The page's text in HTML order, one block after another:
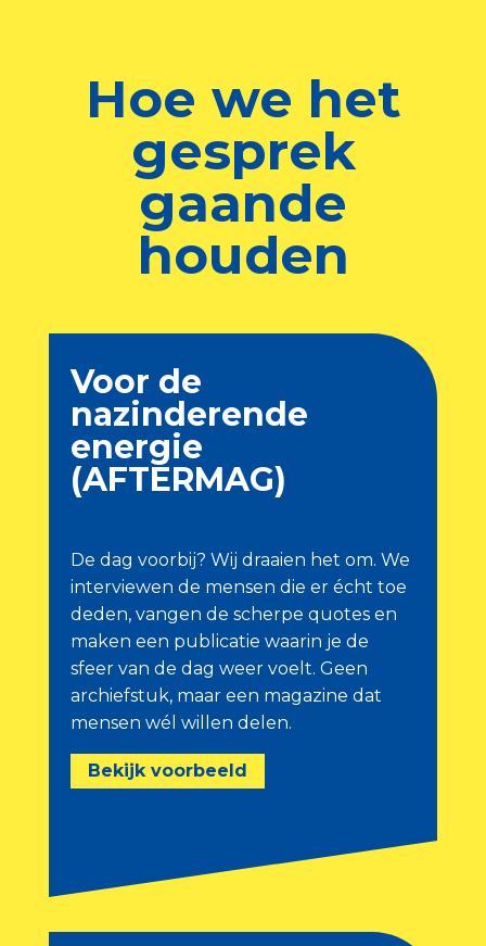
Hoe we het
gesprek
gaande
houden
Voor de
nazinderende
energie
(AFTERMAG)
De dag voorbij? Wij draaien het om. We
interviewen de mensen die er écht toe
deden, vangen de scherpe quotes en
maken een publicatie waarin je de
sfeer van de dag weer voelt. Geen
archiefstuk, maar een magazine dat
mensen wél willen delen.
Bekijk voorbeeld